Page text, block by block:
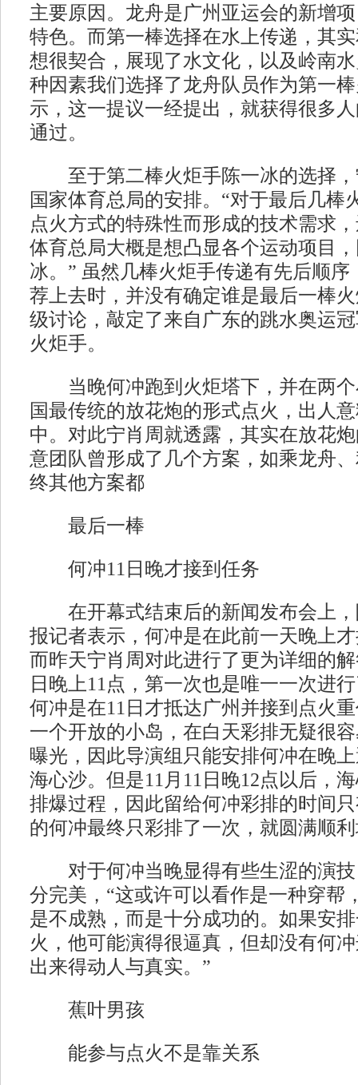
主要原因。龙舟是广州亚运会的新增
特色。而第一棒选择在水上传递，其
想很契合，展现了水文化，以及岭南
种因素我们选择了龙舟队员作为第一
示，这一提议一经提出，就获得很多
通过。
至于第二棒火炬手陈一冰的选择，
国家体育总局的安排。“对于最后几棒
点火方式的特殊性而形成的技术需求
体育总局大概是想凸显各个运动项目
冰。” 虽然几棒火炬手传递有先后顺序
荐上去时，并没有确定谁是最后一棒
级讨论，敲定了来自广东的跳水奥运
火炬手。
当晚何冲跑到火炬塔下，并在两个
国最传统的放花炮的形式点火，出人
中。对此宁肖周就透露，其实在放花
意团队曾形成了几个方案，如乘龙舟
终其他方案都
最后一棒
何冲11日晚才接到任务
在开幕式结束后的新闻发布会上，
报记者表示，何冲是在此前一天晚上
而昨天宁肖周对此进行了更为详细的
日晚上11点，第一次也是唯一一次进
何冲是在11日才抵达广州并接到点火
一个开放的小岛，在白天彩排无疑很
曝光，因此导演组只能安排何冲在晚
海心沙。但是11月11日晚12点以后，
排爆过程，因此留给何冲彩排的时间
的何冲最终只彩排了一次，就圆满顺
对于何冲当晚显得有些生涩的演技
分完美，“这或许可以看作是一种穿帮
是不成熟，而是十分成功的。如果安
火，他可能演得很逼真，但却没有何
出来得动人与真实。”
蕉叶男孩
能参与点火不是靠关系